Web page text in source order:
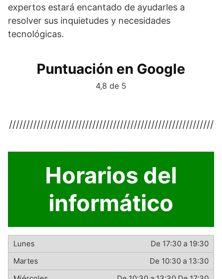
expertos estará encantado de ayudarles a
resolver sus inquietudes y necesidades
tecnológicas.
Puntuación en Google
4,8 de 5
///////////////////////////////////////////////////////////
Horarios del
informático
De 17:30 a 19:30
De 10:30 a 13:30